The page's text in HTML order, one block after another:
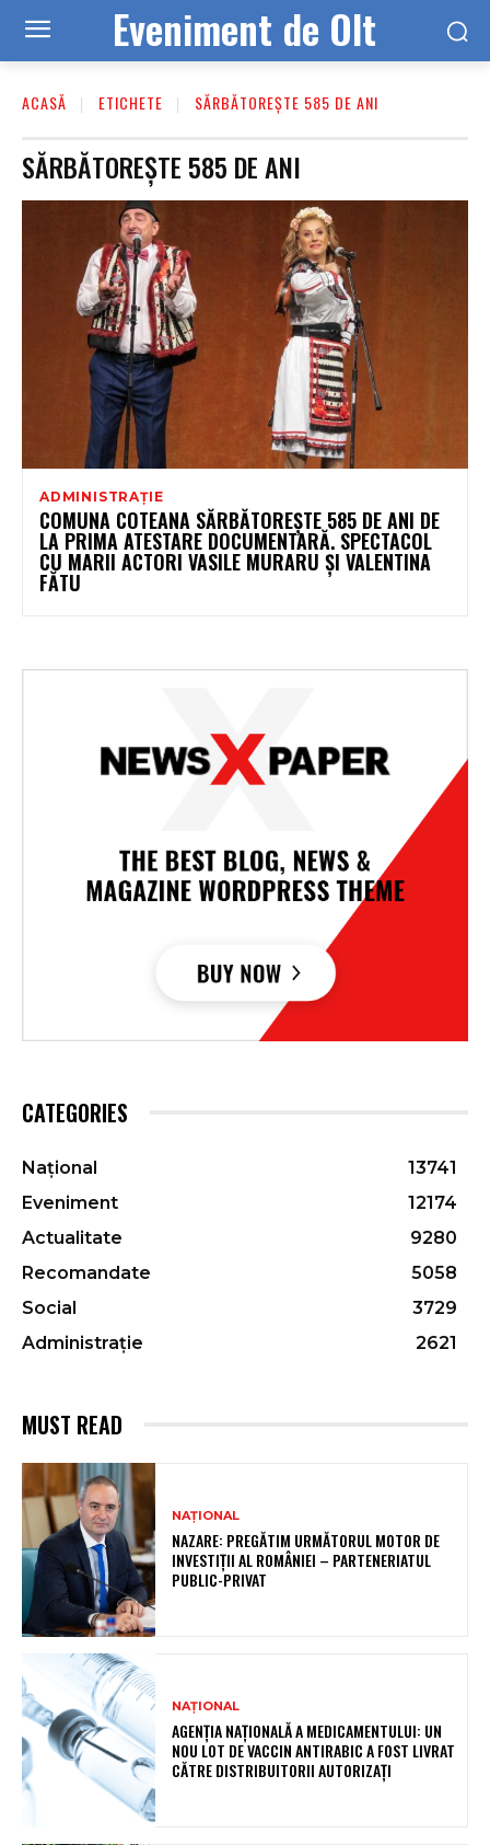
Eveniment de Olt
ACASĂ ETICHETE SĂRBĂTOREȘTE 585 DE ANI
SĂRBĂTOREȘTE 585 DE ANI
ADMINISTRAȚIE
COMUNA COTEANA SĂRBĂTOREȘTE 585 DE ANI DE
LA PRIMA ATESTARE DOCUMENTARĂ. SPECTACOL
CU MARII ACTORI VASILE MURARU ȘI VALENTINA
FĂTU
CATEGORIES
Național
13741
Eveniment
12174
Actualitate
9280
Recomandate
5058
Social
3729
Administrație
2621
MUST READ
NAȚIONAL
NAZARE: PREGĂTIM URMĂTORUL MOTOR DE
INVESTIȚII AL ROMÂNIEI – PARTENERIATUL
PUBLIC-PRIVAT
NAȚIONAL
AGENȚIA NAȚIONALĂ A MEDICAMENTULUI: UN
NOU LOT DE VACCIN ANTIRABIC A FOST LIVRAT
CĂTRE DISTRIBUITORII AUTORIZAȚI